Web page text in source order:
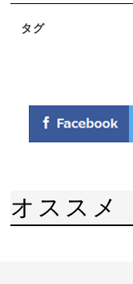
タグ
オススメ